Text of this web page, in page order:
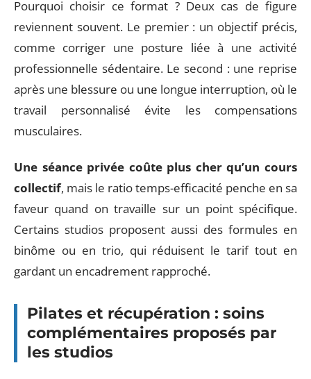
Pourquoi choisir ce format ? Deux cas de figure
reviennent souvent. Le premier : un objectif précis,
comme corriger une posture liée à une activité
professionnelle sédentaire. Le second : une reprise
après une blessure ou une longue interruption, où le
travail personnalisé évite les compensations
musculaires.
Une séance privée coûte plus cher qu’un cours
collectif, mais le ratio temps-efficacité penche en sa
faveur quand on travaille sur un point spécifique.
Certains studios proposent aussi des formules en
binôme ou en trio, qui réduisent le tarif tout en
gardant un encadrement rapproché.
Pilates et récupération : soins
complémentaires proposés par
les studios